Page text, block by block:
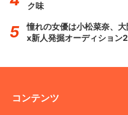
ク味
憧れの女優は小松菜奈、
x新人発掘オーディション
コンテンツ